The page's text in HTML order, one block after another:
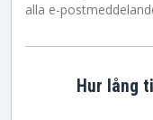
alla e-
Hur lång